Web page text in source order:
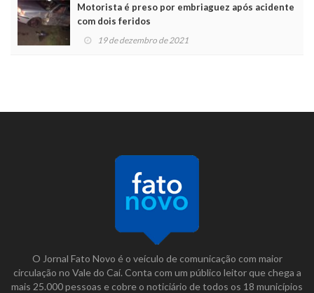
Motorista é preso por embriaguez após acidente
com dois feridos
19 de dezembro de 2021
O Jornal Fato Novo é o veículo de comunicação com maior
circulação no Vale do Caí. Conta com um público leitor que chega a
mais 25.000 pessoas e cobre o noticiário de todos os 18 municípios